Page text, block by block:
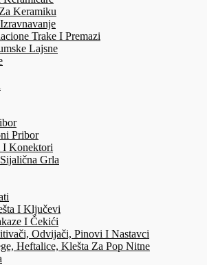
Keramiku
Trake I Premazi
Lajsne
Pribor
I Konektori
Grla
I Ključevi
I Čekići
Odvijači, Pinovi I Nastavci
Heftalice, Klešta Za Pop Nitne